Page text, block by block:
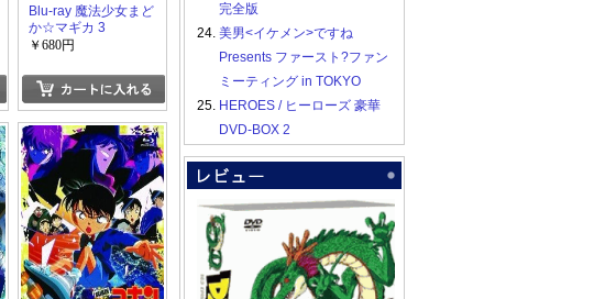
Blu-ray 魔法少女まど
か☆マギカ 3
￥680円
完全版
24. 美男<イケメン>ですね
Presents ファースト?ファン
ミーティング in TOKYO
25. HEROES / ヒーローズ 豪華
DVD-BOX 2